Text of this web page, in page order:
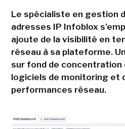
Le spécialiste en gestion
adresses IP Infoblox
ajoute de la visibilité en
réseau à sa plateforme.
sur fond de concentration
logiciels de monitoring et
performances réseau.